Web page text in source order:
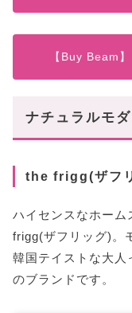
【Buy Beam
ナチュラルモ
the frigg(ザフ
ハイセンスなホーム
frigg(ザフリッグ)。
韓国テイストな大人
のブランドです。